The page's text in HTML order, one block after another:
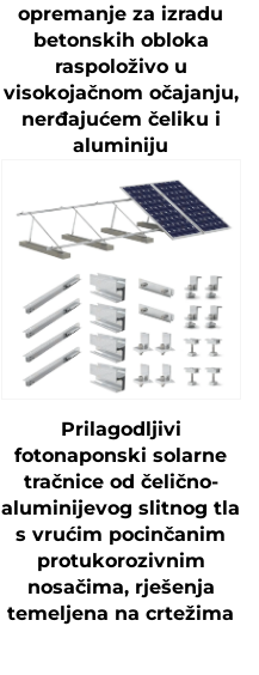
opremanje za izradu
betonskih obloka
raspoloživo u
visokojačnom očajanju,
nerđajućem čeliku i
aluminiju
Prilagodljivi
fotonaponski solarne
tračnice od čelično-
aluminijevog slitnog tla
s vrućim pocinčanim
protukorozivnim
nosačima, rješenja
temeljena na crtežima